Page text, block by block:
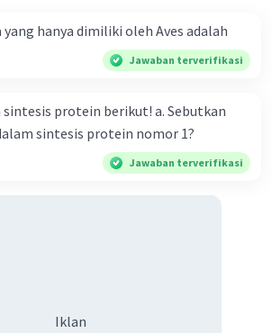
hanya dimiliki oleh Aves adalah
Jawaban terverifikasi
protein berikut! a. Sebutkan
sintesis protein nomor 1?
Jawaban terverifikasi
Iklan